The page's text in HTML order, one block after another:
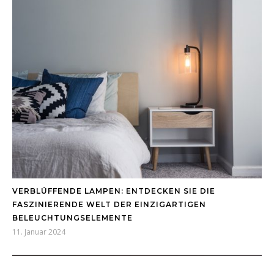
VERBLÜFFENDE LAMPEN: ENTDECKEN SIE DIE
FASZINIERENDE WELT DER EINZIGARTIGEN
BELEUCHTUNGSELEMENTE
11. Januar 2024